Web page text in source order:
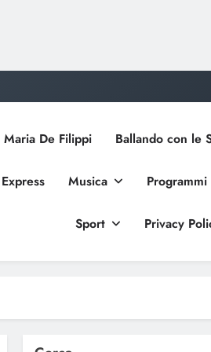
De Filippi Ballando con le
Musica Programmi
Sport Privacy